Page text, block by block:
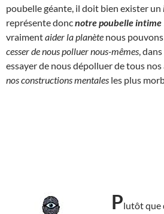
poubelle géante, il doit bien exister un
représente doncnotre poubelle intime
vraimentaider la planète nous
cesser de nous polluer nous-mêmes ,
essayer de nous dépolluer de tous
nos constructions mentales les plus
Plutôt que